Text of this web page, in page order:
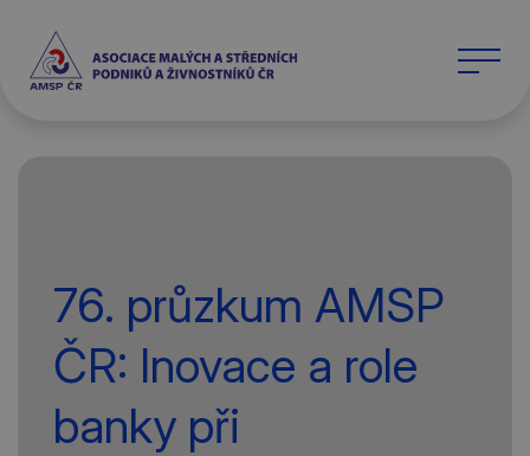
76. průzkum AMSP
ČR: Inovace a role
banky při